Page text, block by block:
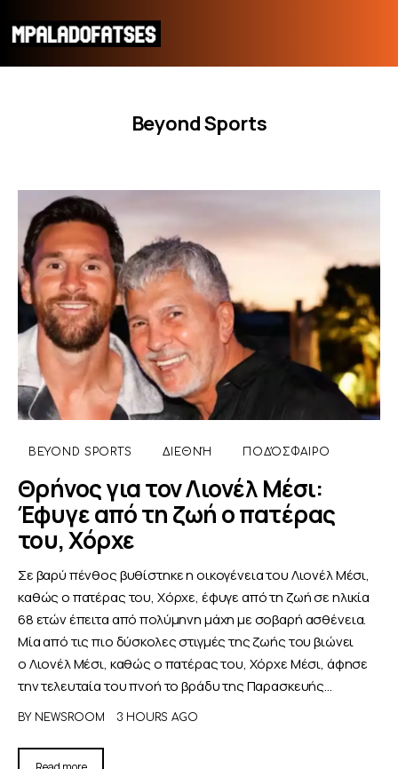
ΜΟΥΝΤΙΑΛ 2026
ΜΠΑΣΚΕΤ
ΣΠΟΡ
ΣΥΝΕΝΤΕΥΞΕΙΣ
BLOGS
BEYOND SPORTS
ΑΦΙΕΡΩΜΑΤΑ
MEET THE TEAM
Beyond Sports
BEYOND SPORTS ΔΙΕΘΝΉ ΠΟΔΌΣΦΑΙΡΟ
Θρήνος για τον Λιονέλ Μέσι:
Έφυγε από τη ζωή ο πατέρας
του, Χόρχε
Σε βαρύ πένθος βυθίστηκε η οικογένεια του Λιονέλ Μέσι,
καθώς ο πατέρας του, Χόρχε, έφυγε από τη ζωή σε ηλικία
68 ετών έπειτα από πολύμηνη μάχη με σοβαρή ασθένεια.
Μία από τις πιο δύσκολες στιγμές της ζωής του βιώνει
ο Λιονέλ Μέσι, καθώς ο πατέρας του, Χόρχε Μέσι, άφησε
την τελευταία του πνοή το βράδυ της Παρασκευής…
BY NEWSROOM 3 HOURS AGO